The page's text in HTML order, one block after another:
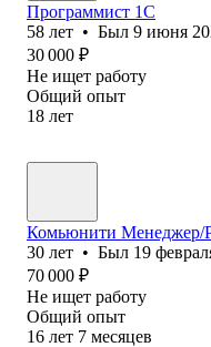
Программист 1C
58 лет • Был 9 июня
30 000 ₽
Не ищет работу
Общий опыт
18 лет
Комьюнити Менеджер/
30 лет • Был 19
70 000 ₽
Не ищет работу
Общий опыт
16 лет 7 месяцев